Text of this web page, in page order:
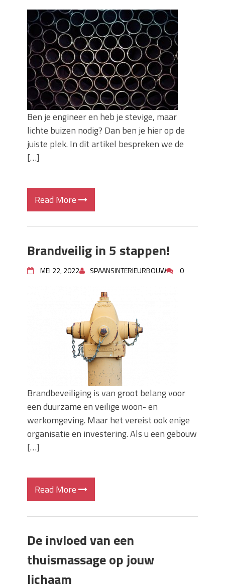
Zo blijft je oven loeiheet: de beste tips
voor een perfecte isolatie
Grond kopen of verkopen Noord-
Holland
De Kwaliteit van Houtpellets: Wat
Bepaalt of uw Kachel Optimaal
Presteert
Waarom technische eisen de basis
vormen voor functionele ruimtes
Nieuwe kozijnen als onderdeel van een
energierenovatie: wat de overgang
technisch vraagt
Ben je engineer en heb je stevige, maar
lichte buizen nodig? Dan ben je hier op de
juiste plek. In dit artikel bespreken we de
[…]
Read More
Brandveilig in 5 stappen!
MEI 22, 2022 SPAANSINTERIEURBOUW 0
Brandbeveiliging is van groot belang voor
een duurzame en veilige woon- en
werkomgeving. Maar het vereist ook enige
organisatie en investering. Als u een gebouw
[…]
Read More
De invloed van een
thuismassage op jouw
lichaam